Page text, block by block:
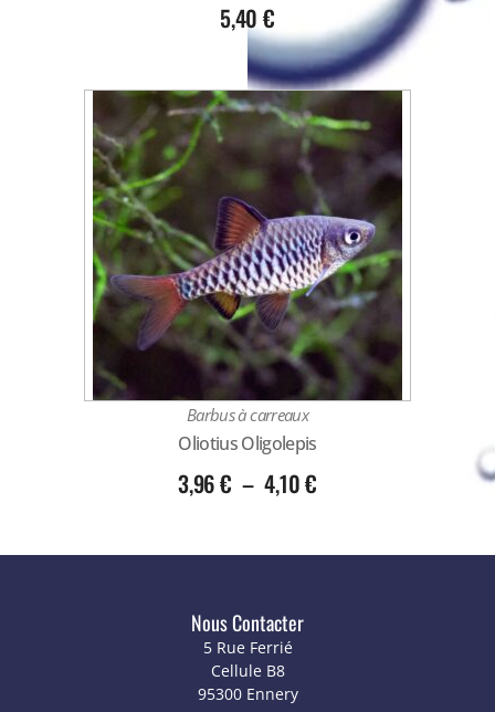
5,40€
Barbus à carreaux
Oliotius Oligolepis
3,96€ – 4,10€
Nous Contacter
5 Rue Ferrié
Cellule B8
95300 Ennery